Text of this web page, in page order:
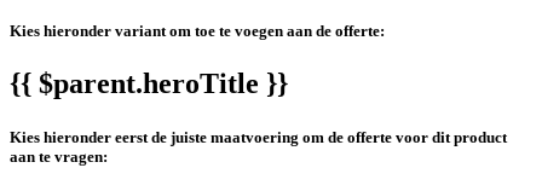
Kies hieronder variant om toe te voegen aan de offerte:
{{ $parent.heroTitle }}
Kies hieronder eerst de juiste maatvoering om de offerte voor dit product
aan te vragen: